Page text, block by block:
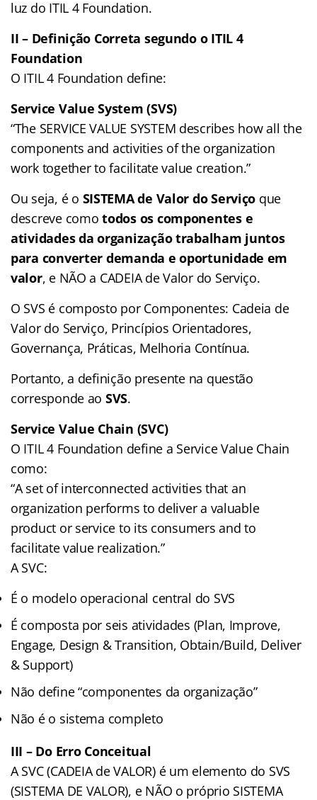
luz do ITIL 4 Foundation.
II – Definição Correta segundo o ITIL 4
Foundation
O ITIL 4 Foundation define:
Service Value System (SVS)
“The SERVICE VALUE SYSTEM describes how all the
components and activities of the organization
work together to facilitate value creation.”
Ou seja, é o SISTEMA de Valor do Serviço que
descreve comotodos os componentes e
atividades da organização trabalham juntos
para converter demanda e oportunidade em
valor, e NÃO a CADEIA de Valor do Serviço.
O SVS é composto por Componentes: Cadeia de
Valor do Serviço, Princípios Orientadores,
Governança, Práticas, Melhoria Contínua.
Portanto, a definição presente na questão
corresponde ao SVS.
Service Value Chain (SVC)
O ITIL 4 Foundation define a Service Value Chain
como:
“A set of interconnected activities that an
organization performs to deliver a valuable
product or service to its consumers and to
facilitate value realization.”
A SVC:
É o modelo operacional central do SVS
É composta por seis atividades (Plan, Improve,
Engage, Design & Transition, Obtain/Build, Deliver
& Support)
Não define “componentes da organização”
Não é o sistema completo
III – Do Erro Conceitual
A SVC (CADEIA de VALOR) é um elemento do SVS
(SISTEMA DE VALOR), e NÃO o próprio SISTEMA